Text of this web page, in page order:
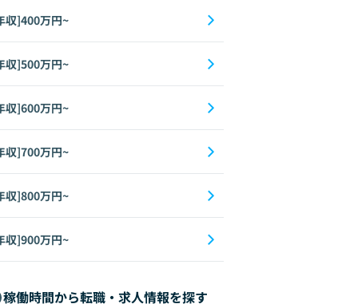
収]400万円~
収]500万円~
収]600万円~
収]700万円~
収]800万円~
収]900万円~
稼働時間から転職・求人情報を探す